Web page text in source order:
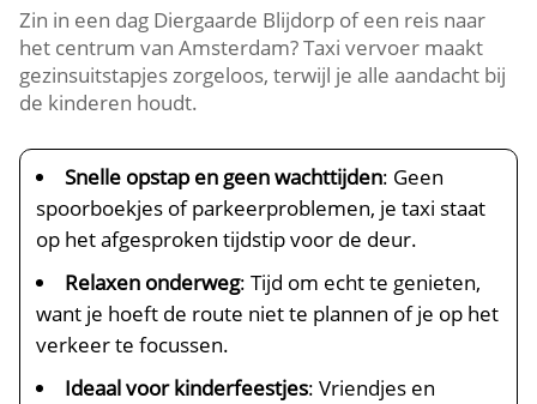
Zin in een dag Diergaarde Blijdorp of een reis naar
het centrum van Amsterdam? Taxi vervoer maakt
gezinsuitstapjes zorgeloos, terwijl je alle aandacht bij
de kinderen houdt.
Snelle opstap en geen wachttijden: Geen
spoorboekjes of parkeerproblemen, je taxi staat
op het afgesproken tijdstip voor de deur.
Relaxen onderweg: Tijd om echt te genieten,
want je hoeft de route niet te plannen of je op het
verkeer te focussen.
Ideaal voor kinderfeestjes: Vriendjes en